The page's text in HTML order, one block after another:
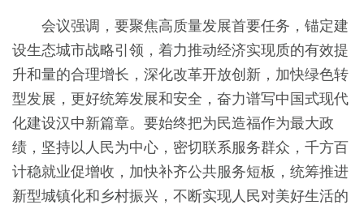
会议强调，要聚焦高质量发展首要任务，锚定建
设生态城市战略引领，着力推动经济实现质的有效提
升和量的合理增长，深化改革开放创新，加快绿色转
型发展，更好统筹发展和安全，奋力谱写中国式现代
化建设汉中新篇章。要始终把为民造福作为最大政
绩，坚持以人民为中心，密切联系服务群众，千方百
计稳就业促增收，加快补齐公共服务短板，统筹推进
新型城镇化和乡村振兴，不断实现人民对美好生活的